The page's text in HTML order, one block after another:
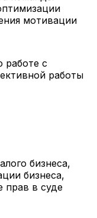
мотивации
работе с
работы
бизнеса,
бизнеса,
прав в суде